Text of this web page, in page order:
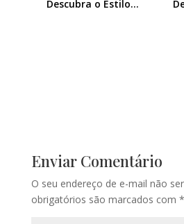
Descubra o Estilo…
Enviar Comentário
O seu endereço de e-mail não
obrigatórios são marcados com *